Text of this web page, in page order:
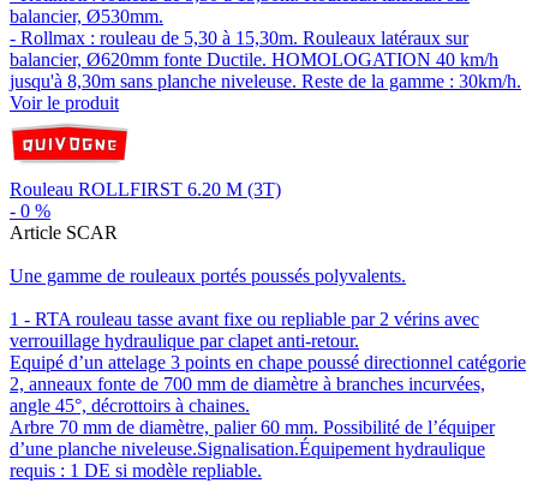
balancier, Ø530mm.
- Rollmax : rouleau de 5,30 à 15,30m. Rouleaux latéraux sur
balancier, Ø620mm fonte Ductile. HOMOLOGATION 40 km/h
jusqu'à 8,30m sans planche niveleuse. Reste de la gamme : 30km/h.
Voir le produit
Rouleau ROLLFIRST 6.20 M (3T)
- 0 %
Article SCAR
Une gamme de rouleaux portés poussés polyvalents.
1 - RTA rouleau tasse avant fixe ou repliable par 2 vérins avec
verrouillage hydraulique par clapet anti-retour.
Equipé d’un attelage 3 points en chape poussé directionnel catégorie
2, anneaux fonte de 700 mm de diamètre à branches incurvées,
angle 45°, décrottoirs à chaines.
Arbre 70 mm de diamètre, palier 60 mm. Possibilité de l’équiper
d’une planche niveleuse.Signalisation.Équipement hydraulique
requis : 1 DE si modèle repliable.